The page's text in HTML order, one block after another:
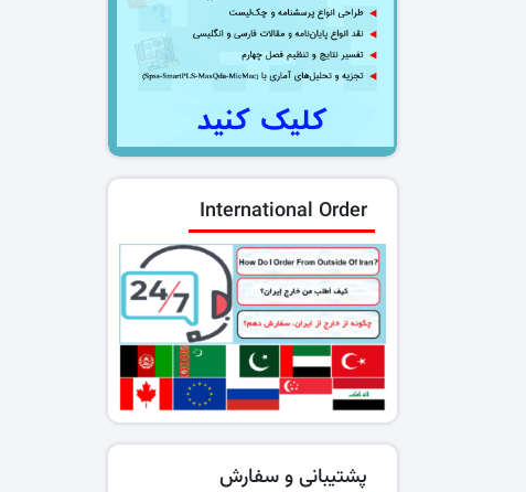
International Order
پشتیبانی و سفارش